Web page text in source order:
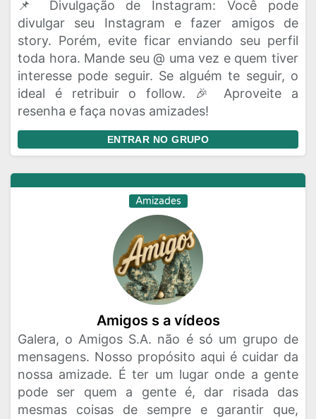
📌 Divulgação de Instagram: Você pode
divulgar seu Instagram e fazer amigos de
story. Porém, evite ficar enviando seu perfil
toda hora. Mande seu @ uma vez e quem tiver
interesse pode seguir. Se alguém te seguir, o
ideal é retribuir o follow. 🎉 Aproveite a
resenha e faça novas amizades!
ENTRAR NO GRUPO
Amizades
Amigos s a vídeos
Galera, o Amigos S.A. não é só um grupo de
mensagens. Nosso propósito aqui é cuidar da
nossa amizade. É ter um lugar onde a gente
pode ser quem a gente é, dar risada das
mesmas coisas de sempre e garantir que,